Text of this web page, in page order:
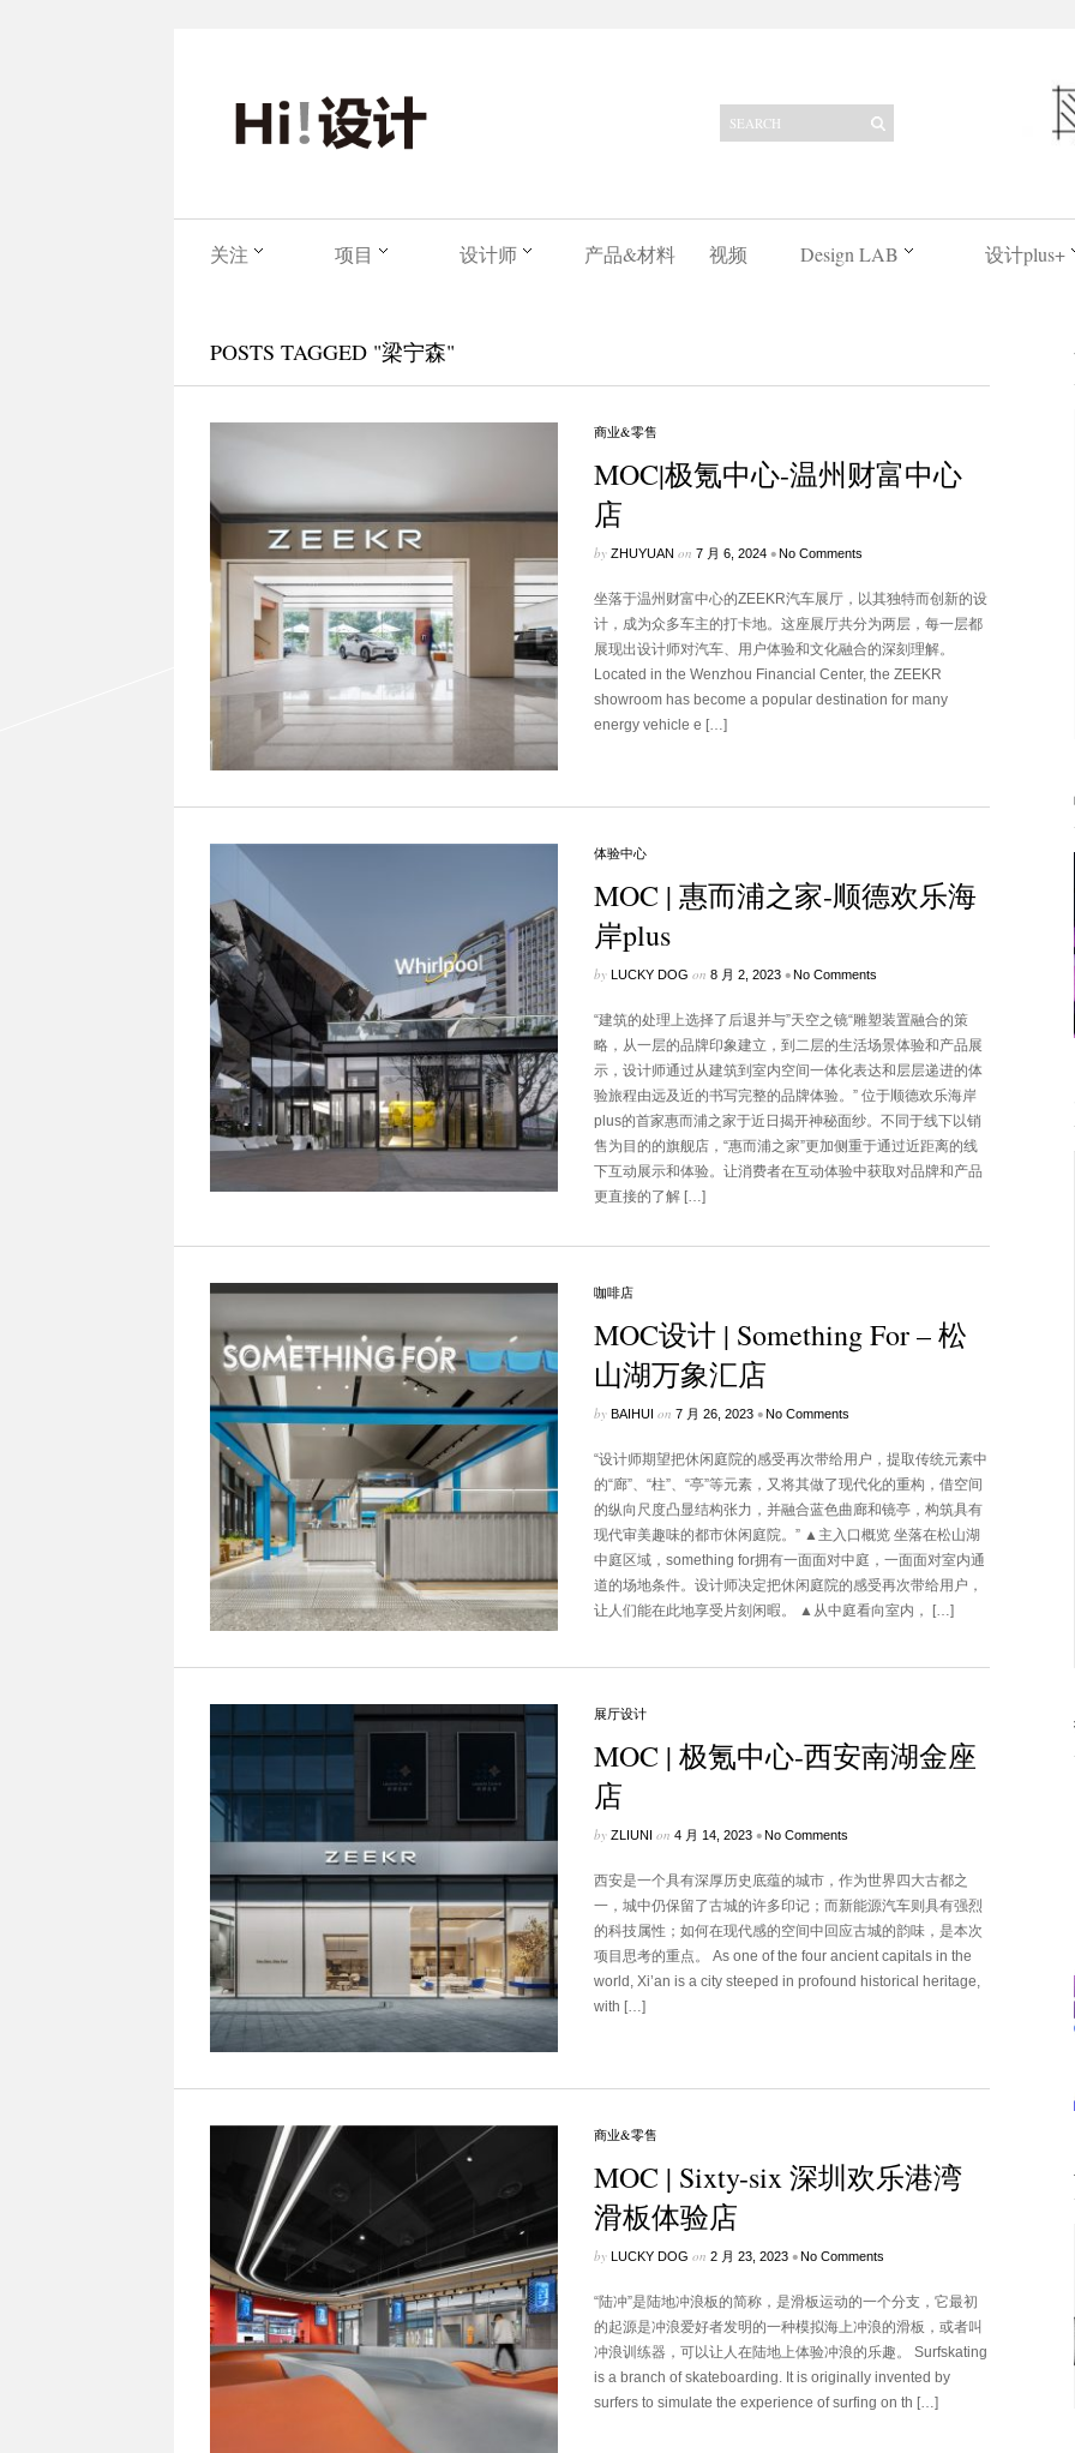
关注 项目 设计师 产品&材料 视频 Design LAB 设计plus+
POSTS TAGGED "梁宁森"
商业&零售
MOC|极氪中心-温州财富中心
店
by ZHUYUAN on 7 月 6, 2024 •No Comments
坐落于温州财富中心的ZEEKR汽车展厅，以其独特而创新的设
计，成为众多车主的打卡地。这座展厅共分为两层，每一层都
展现出设计师对汽车、用户体验和文化融合的深刻理解。
Located in the Wenzhou Financial Center, the ZEEKR
showroom has become a popular destination for many
energy vehicle e […]
体验中心
MOC | 惠而浦之家-顺德欢乐海
岸plus
by LUCKY DOG on 8 月 2, 2023 •No Comments
“建筑的处理上选择了后退并与”天空之镜“雕塑装置融合的策
略，从一层的品牌印象建立，到二层的生活场景体验和产品展
示，设计师通过从建筑到室内空间一体化表达和层层递进的体
验旅程由远及近的书写完整的品牌体验。” 位于顺德欢乐海岸
plus的首家惠而浦之家于近日揭开神秘面纱。不同于线下以销
售为目的的旗舰店，“惠而浦之家”更加侧重于通过近距离的线
下互动展示和体验。让消费者在互动体验中获取对品牌和产品
更直接的了解 […]
咖啡店
MOC设计 | Something For – 松
山湖万象汇店
by BAIHUI on 7 月 26, 2023 •No Comments
“设计师期望把休闲庭院的感受再次带给用户，提取传统元素中
的“廊”、“柱”、“亭”等元素，又将其做了现代化的重构，借空间
的纵向尺度凸显结构张力，并融合蓝色曲廊和镜亭，构筑具有
现代审美趣味的都市休闲庭院。” ▲主入口概览 坐落在松山湖
中庭区域，something for拥有一面面对中庭，一面面对室内通
道的场地条件。设计师决定把休闲庭院的感受再次带给用户，
让人们能在此地享受片刻闲暇。 ▲从中庭看向室内， […]
展厅设计
MOC | 极氪中心-西安南湖金座
店
by ZLIUNI on 4 月 14, 2023 •No Comments
西安是一个具有深厚历史底蕴的城市，作为世界四大古都之
一，城中仍保留了古城的许多印记；而新能源汽车则具有强烈
的科技属性；如何在现代感的空间中回应古城的韵味，是本次
项目思考的重点。 As one of the four ancient capitals in the
world, Xi’an is a city steeped in profound historical heritage,
with […]
商业&零售
MOC | Sixty-six 深圳欢乐港湾
滑板体验店
by LUCKY DOG on 2 月 23, 2023 •No Comments
“陆冲”是陆地冲浪板的简称，是滑板运动的一个分支，它最初
的起源是冲浪爱好者发明的一种模拟海上冲浪的滑板，或者叫
冲浪训练器，可以让人在陆地上体验冲浪的乐趣。 Surfskating
is a branch of skateboarding. It is originally invented by
surfers to simulate the experience of surfing on th […]